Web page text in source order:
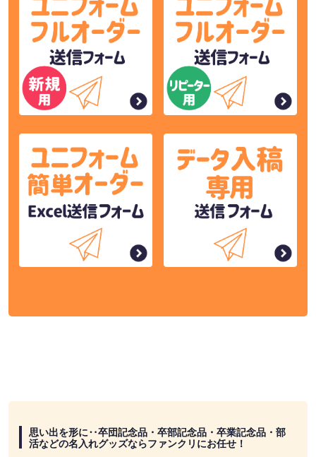
思い出を形に‥卒団記念品・卒部記念品・卒業記念品・部
活などの名入れグッズならファンクリにお任せ！